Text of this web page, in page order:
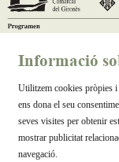
Informació
Utilitzem cookies pròpies
ens dona el seu
seves visites per obtenir
mostrar publicitat
navegació.